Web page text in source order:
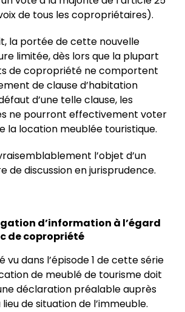
de tous les copropriétaires).
la portée de cette nouvelle
limitée, dès lors que la plupart
de copropriété ne comportent
de clause d’habitation
d’une telle clause, les
ne pourront effectivement voter
la location meublée touristique.
l’objet d’un
de discussion en jurisprudence.
d’information à l’égard
de copropriété
vu dans l’épisode 1 de cette série
de meublé de tourisme doit
déclaration préalable auprès
de situation de l’immeuble.